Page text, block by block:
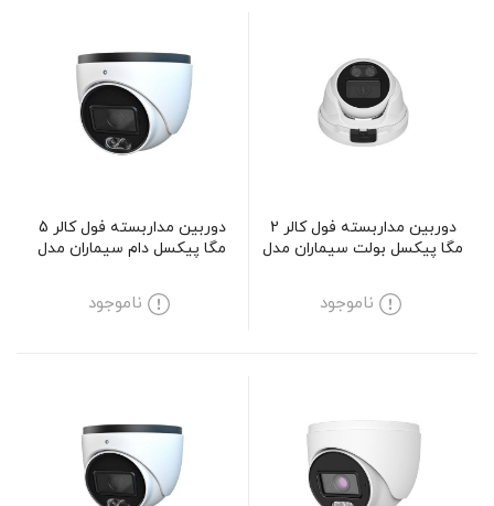
دوربین مداربسته فول کالر 2
مگا پیکسل بولت سیماران مدل
ناموجود
دوربین مداربسته فول کالر 5
مگا پیکسل دام سیماران مدل
ناموجود